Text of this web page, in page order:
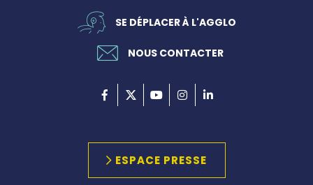
SE DÉPLACER À L'AGGLO
NOUS CONTACTER
ESPACE PRESSE